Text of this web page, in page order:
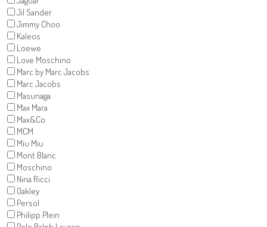
Jil Sander
Jimmy Choo
Kaleos
Loewe
Love Moschino
Marc by Marc Jacobs
Marc Jacobs
Masunaga
Max Mara
Max&Co
MCM
Miu Miu
Mont Blanc
Moschino
Nina Ricci
Oakley
Persol
Philipp Plein